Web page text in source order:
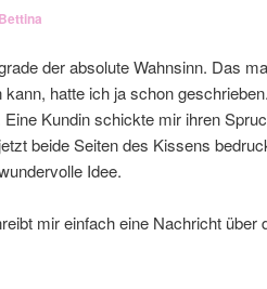
Bettina
der absolute Wahnsinn. Das
hatte ich ja schon
Kundin schickte mir ihren
beide Seiten des Kissens
Idee.
mir einfach eine Nachricht über